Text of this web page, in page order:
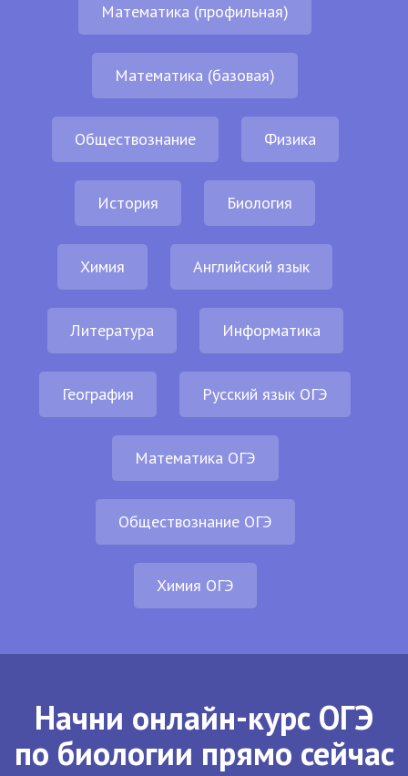
Математика (профильная)
Математика (базовая)
Обществознание Физика
История Биология
Химия Английский язык
Литература Информатика
География Русский язык ОГЭ
Математика ОГЭ
Обществознание ОГЭ
Химия ОГЭ
Начни онлайн-курс ОГЭ
по биологии прямо сейчас